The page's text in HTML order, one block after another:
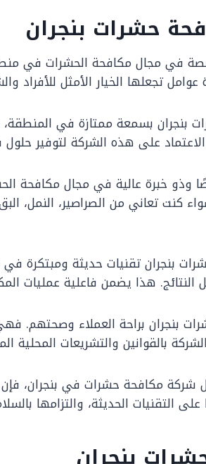
حشرات بنجران
في مجال مكافحة الحشرات في
تجعلها الخيار الأمثل للأفراد
بنجران بسمعة ممتازة في
الاعتماد على هذه الشركة لتوفير
وذو خبرة عالية في مجال مكافحة
كنت تعاني من الصراصير، النمل،
بنجران تقنيات حديثة ومبتكرة
النتائج. هذا يضمن فاعلية عمليات
بنجران براحة العملاء وصحتهم.
الشركة بالقوانين والتشريعات
شركة مكافحة حشرات في بنجران،
التقنيات الحديثة، والتزامها